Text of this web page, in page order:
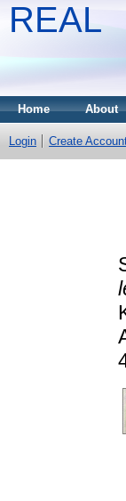
REAL
Home About
Login Create